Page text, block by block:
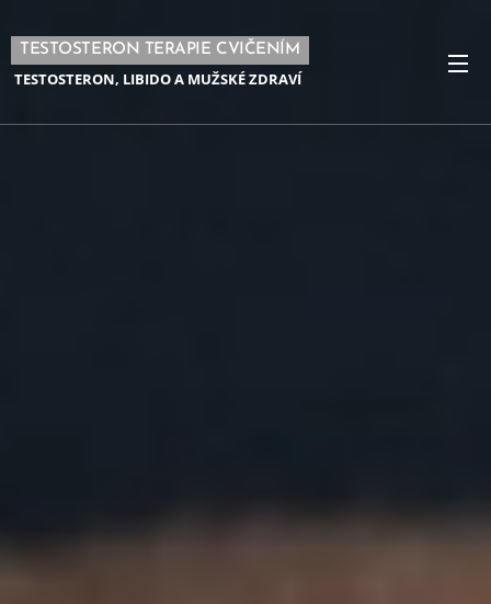
TESTOSTERON TERAPIE CVIČENÍM
TESTOSTERON, LIBIDO A MUŽSKÉ ZDRAVÍ